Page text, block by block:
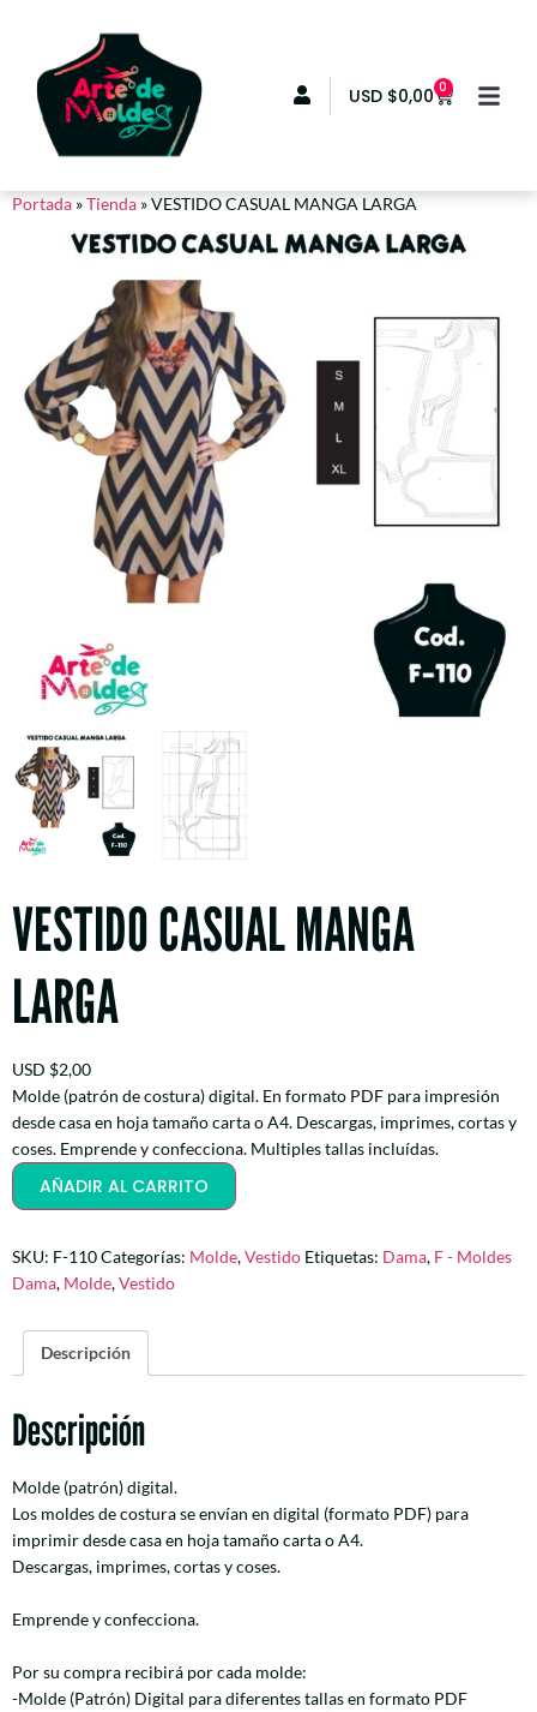
USD $0,00 0
Portada »Tienda »VESTIDO CASUAL MANGA LARGA
VESTIDO CASUAL MANGA
LARGA
USD $2,00
Molde (patrón de costura) digital. En formato PDF para impresión
desde casa en hoja tamaño carta o A4. Descargas, imprimes, cortas y
coses. Emprende y confecciona. Multiples tallas incluídas.
AÑADIR AL CARRITO
SKU: F-110Categorías: Molde,Vestido Etiquetas: Dama, F - Moldes
Dama, Molde,Vestido
Descripción
Descripción
Molde (patrón) digital.
Los moldes de costura se envían en digital (formato PDF) para
imprimir desde casa en hoja tamaño carta o A4.
Descargas, imprimes, cortas y coses.
Emprende y confecciona.
Por su compra recibirá por cada molde:
-Molde (Patrón) Digital para diferentes tallas en formato PDF